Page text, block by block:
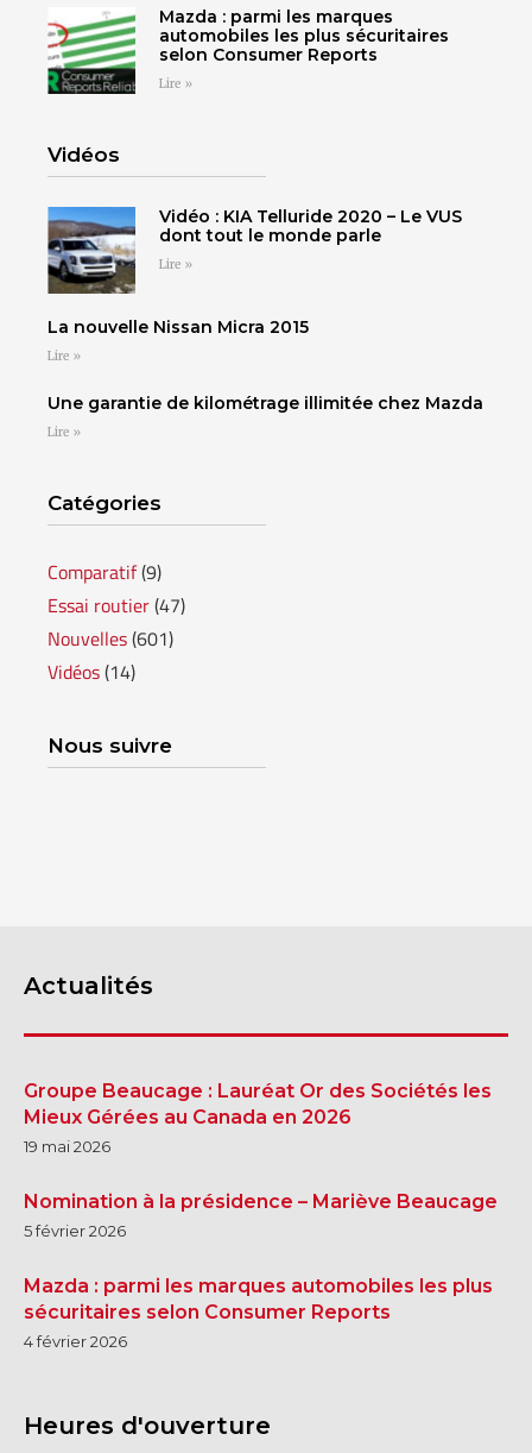
Mazda : parmi les marques
automobiles les plus sécuritaires
selon Consumer Reports
Lire »
Vidéos
Vidéo : KIA Telluride 2020 – Le VUS
dont tout le monde parle
Lire »
La nouvelle Nissan Micra 2015
Lire »
Une garantie de kilométrage illimitée chez Mazda
Lire »
Catégories
Comparatif(9)
Essai routier(47)
Nouvelles(601)
Vidéos(14)
Nous suivre
Actualités
Groupe Beaucage : Lauréat Or des Sociétés les
Mieux Gérées au Canada en 2026
19 mai 2026
Nomination à la présidence – Mariève Beaucage
5 février 2026
Mazda : parmi les marques automobiles les plus
sécuritaires selon Consumer Reports
4 février 2026
Heures d'ouverture
SHERBROOKE
SHERBROOKE